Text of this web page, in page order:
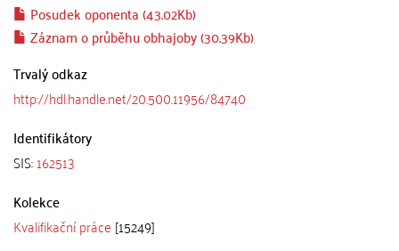
Posudek oponenta (43.02Kb)
Záznam o průběhu obhajoby (30.39Kb)
Trvalý odkaz
http://hdl.handle.net/20.500.11956/84740
Identifikátory
SIS:162513
Kolekce
Kvalifikační práce [15249]